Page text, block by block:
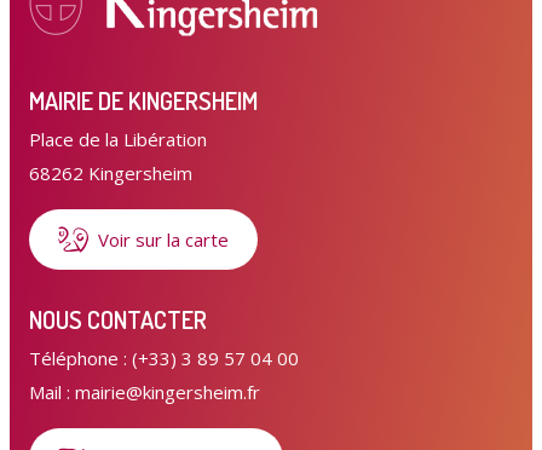
MAIRIE DE KINGERSHEIM
Place de la Libération
68262 Kingersheim
Voir sur la carte
NOUS CONTACTER
Téléphone : (+33) 3 89 57 04 00
Mail : mairie@kingersheim.fr